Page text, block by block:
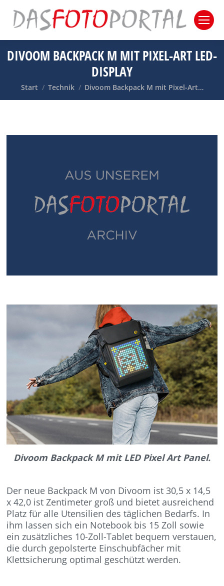
DIVOOM BACKPACK M MIT PIXEL-ART LED-
DISPLAY
Sie befinden sich hier:
Start Technik Divoom Backpack M mit Pixel-Art…
Divoom Backpack M mit LED Pixel Art Panel.
Der neue Backpack M von Divoom ist 30,5 x 14,5
x 42,0 ist Zentimeter groß und bietet ausreichend
Platz für alle Utensilien des täglichen Bedarfs. In
ihm lassen sich ein Notebook bis 15 Zoll sowie
ein zusätzliches 10-Zoll-Tablet bequem verstauen,
die durch gepolsterte Einschubfächer mit
Klettsicherung optimal geschützt werden.